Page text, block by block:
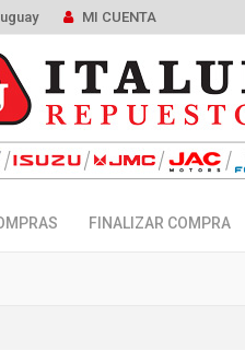
MI CUENTA
FINALIZAR COMPRA